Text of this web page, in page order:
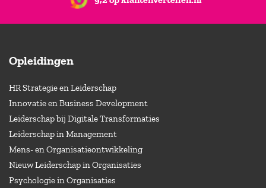
Opleidingen
HR Strategie en Leiderschap
Innovatie en Business Development
Leiderschap bij Digitale Transformaties
Leiderschap in Management
Mens- en Organisatieontwikkeling
Nieuw Leiderschap in Organisaties
Psychologie in Organisaties